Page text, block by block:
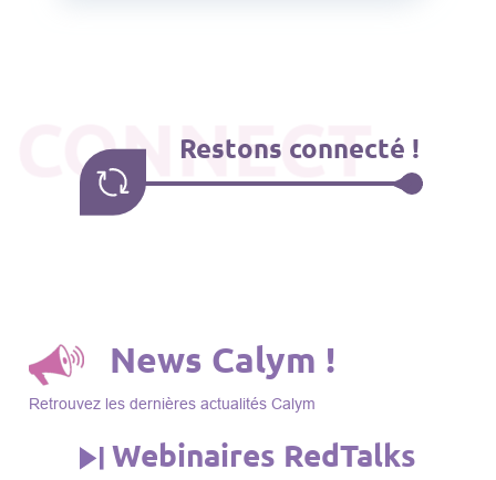
CONNECT
Restons connecté !
News Calym !
Retrouvez les dernières actualités Calym
Webinaires RedTalks